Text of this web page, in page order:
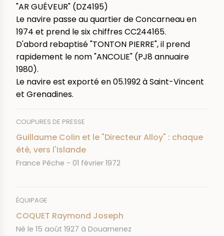
"AR GUÉVEUR" (DZ4195)
Le navire passe au quartier de Concarneau en
1974 et prend le six chiffres CC244165.
D'abord rebaptisé "TONTON PIERRE", il prend
rapidement le nom "ANCOLIE" (PJ8 annuaire
1980).
Le navire est exporté en 05.1992 à Saint-Vincent
et Grenadines.
COUPURES DE PRESSE
Guillaume Colin et le "Directeur Alloy" : chaque
été, vers l'Islande
JOURNAL
France Pêche DATE
01 février 1972
ÉQUIPAGE
COQUET Raymond Joseph
Né le 15 août 1927 à Douarnenez